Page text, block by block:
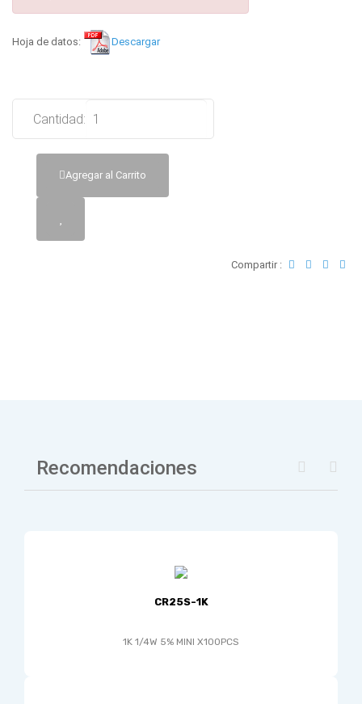
Hoja de datos: Descargar
Cantidad:
Agregar al Carrito
Compartir :
Recomendaciones
CR25S-1K
1K 1/4W 5% MINI X100PCS